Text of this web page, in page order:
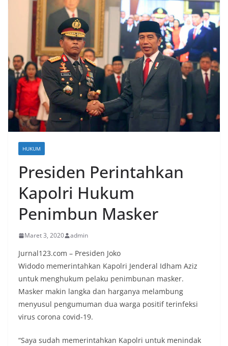
HUKUM
Presiden Perintahkan
Kapolri Hukum
Penimbun Masker
Maret 3, 2020 admin
Jurnal123.com – Presiden Joko
Widodo memerintahkan Kapolri Jenderal Idham Aziz
untuk menghukum pelaku penimbunan masker.
Masker makin langka dan harganya melambung
menyusul pengumuman dua warga positif terinfeksi
virus corona covid-19.
“Saya sudah memerintahkan Kapolri untuk menindak